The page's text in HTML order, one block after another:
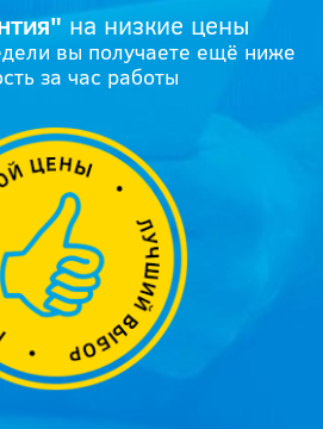
на низкие цены
вы получаете ещё ниже
за час работы